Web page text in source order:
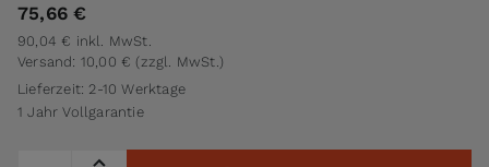
75,66 €
90,04 € inkl. MwSt.
Versand: 10,00 € (zzgl. MwSt.)
Lieferzeit: 2-10 Werktage
1 Jahr Vollgarantie